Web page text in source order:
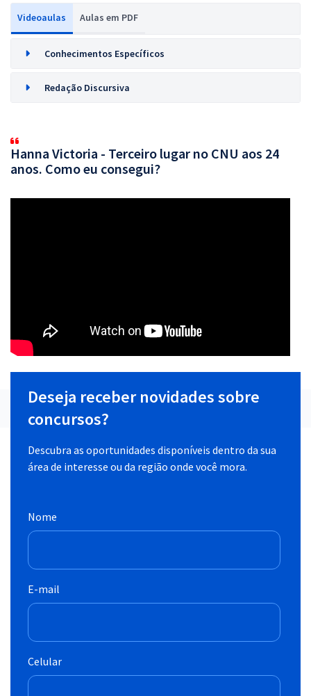
Videoaulas Aulas em PDF
Conhecimentos Específicos
Redação Discursiva
Hanna Victoria - Terceiro lugar no CNU aos 24
anos. Como eu consegui?
Deseja receber novidades sobre
concursos?
Descubra as oportunidades disponíveis dentro da sua
área de interesse ou da região onde você mora.
Nome
E-mail
Celular